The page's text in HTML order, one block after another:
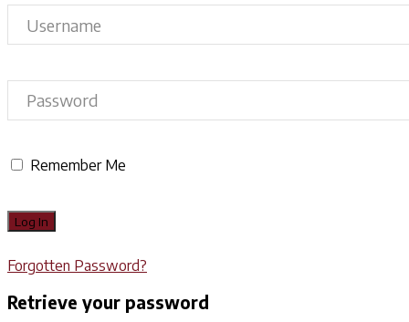
Remember Me
Forgotten Password?
Retrieve your password